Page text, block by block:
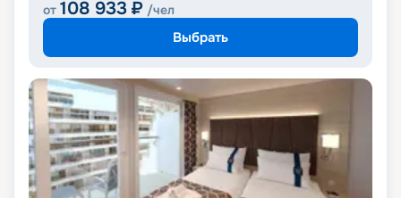
от 108 933 ₽ /чел
Выбрать